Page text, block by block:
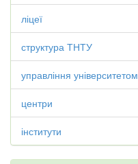
ліцеї
структура ТНТУ
управління університетом
центри
інститути